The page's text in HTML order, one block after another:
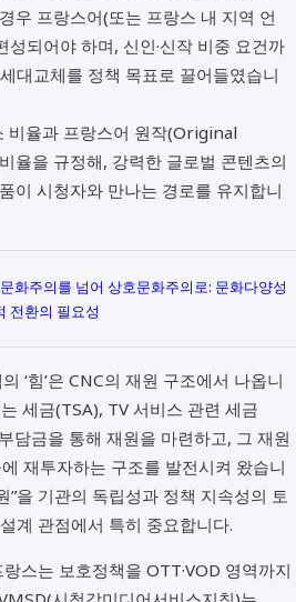
우 프랑스어(또는 프랑스 내 지역 언
되어야 하며, 신인·신작 비중 요건까
대교체를 정책 목표로 끌어들였습니
비율과 프랑스어 원작(Original
을 규정해, 강력한 글로벌 콘텐츠의
이 시청자와 만나는 경로를 유지합니
화주의를 넘어 상호문화주의로: 문화다양성
전환의 필요성
‘힘’은 CNC의 재원 구조에서 나옵니
세금(TSA), TV 서비스 관련 세금
담금을 통해 재원을 마련하고, 그 재원
에 재투자하는 구조를 발전시켜 왔습니
”을 기관의 독립성과 정책 지속성의 토
계 관점에서 특히 중요합니다.
스는 보호정책을 OTT·VOD 영역까지